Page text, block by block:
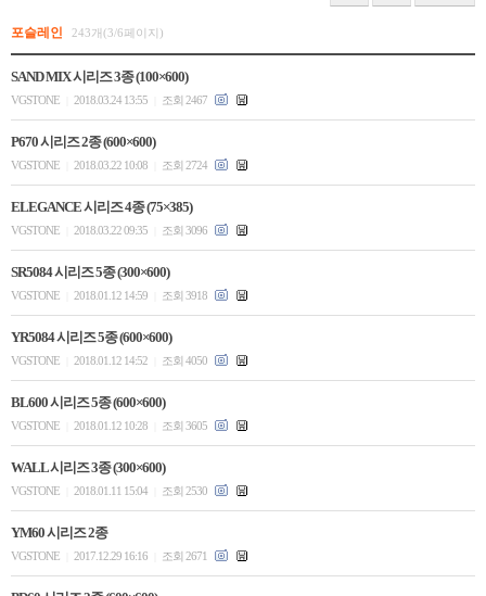
포슬레인 243개(3/6페이지)
SAND MIX 시리즈 3종 (100×600)
VGSTONE 2018.03.24 13:55 조회 2467
P670 시리즈 2종 (600×600)
VGSTONE 2018.03.22 10:08 조회 2724
ELEGANCE 시리즈 4종 (75×385)
VGSTONE 2018.03.22 09:35 조회 3096
SR5084 시리즈 5종 (300×600)
VGSTONE 2018.01.12 14:59 조회 3918
YR5084 시리즈 5종 (600×600)
VGSTONE 2018.01.12 14:52 조회 4050
BL600 시리즈 5종 (600×600)
VGSTONE 2018.01.12 10:28 조회 3605
WALL 시리즈 3종 (300×600)
VGSTONE 2018.01.11 15:04 조회 2530
YM60 시리즈 2종
VGSTONE 2017.12.29 16:16 조회 2671